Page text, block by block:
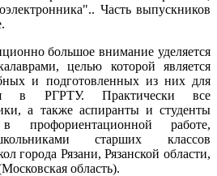
. Часть выпускников
большое внимание уделяется
целью которой является
и подготовленных из них для
в РГРТУ. Практически все
а также аспиранты и студенты
профориентационной работе,
старших классов
города Рязани, Рязанской области,
область).